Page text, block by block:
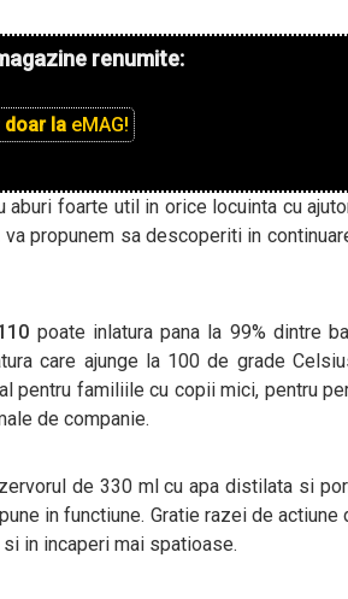
renumite:
doar la eMAG!
aburi foarte util in orice locuinta cu
propunem sa descoperiti in
poate inlatura pana la 99% dintre
care ajunge la 100 de grade
pentru familiile cu copii mici, pentru
de companie.
de 330 ml cu apa distilata si
in functiune. Gratie razei de actiune
in incaperi mai spatioase.